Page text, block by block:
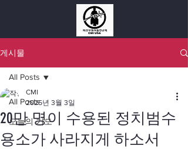
게시물
All Posts
오늘의 기도
All Posts
20만 명이 수용된 정치범수
용소가 사라지게 하소서
CMI
2025년 3월 3일